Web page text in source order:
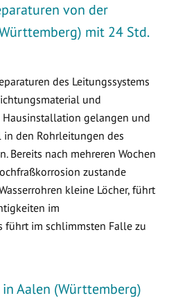
von der
mit 24 Std.
des Leitungssystems
und
gelangen und
den Rohrleitungen des
Bereits nach mehreren Wochen
zustande
kleine Löcher, führt
im
führt im schlimmsten Falle zu
Aalen (Württemberg)